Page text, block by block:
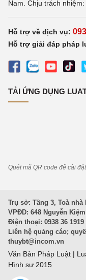
Nam. Chịu trách
Hỗ trợ về dịch vụ:
Hỗ trợ giải đáp pháp
TẢI ỨNG DỤNG
Quét mã QR code để cài đặt
Trụ sở: Tầng 3, Toà nhà
VPĐD: 648 Nguyễn
Điện thoại: 0938 36
Liên hệ quảng cáo;
thuybt@incom.vn
Văn Bản Pháp Luật |
Hình sự 2015